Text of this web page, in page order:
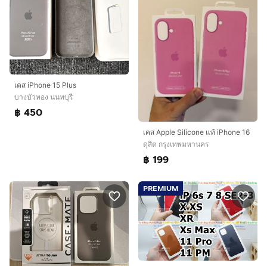
เคส iPhone 15 Plus
บางบัวทอง นนทบุรี
฿ 450
เคส Apple Silicone แท้ iPhone 16
ดุสิต กรุงเทพมหานคร
฿ 199
PREMIUM